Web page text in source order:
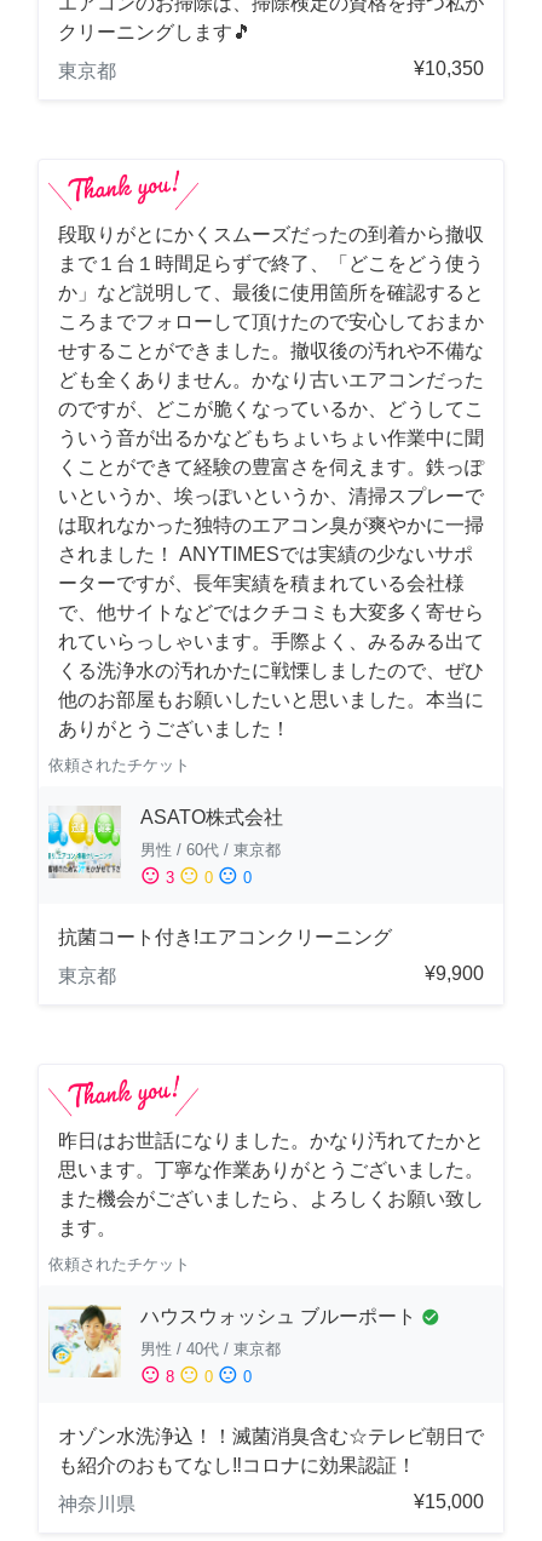
クリーニングします🎵
東京都
¥10,350
段取りがとにかくスムーズだったの到着から撤収
まで１台１時間足らずで終了、「どこをどう使う
か」など説明して、最後に使用箇所を確認すると
ころまでフォローして頂けたので安心しておまか
せすることができました。撤収後の汚れや不備な
ども全くありません。かなり古いエアコンだった
のですが、どこが脆くなっているか、どうしてこ
ういう音が出るかなどもちょいちょい作業中に聞
くことができて経験の豊富さを伺えます。鉄っぽ
いというか、埃っぽいというか、清掃スプレーで
は取れなかった独特のエアコン臭が爽やかに一掃
されました！ ANYTIMESでは実績の少ないサポ
ーターですが、長年実績を積まれている会社様
で、他サイトなどではクチコミも大変多く寄せら
れていらっしゃいます。手際よく、みるみる出て
くる洗浄水の汚れかたに戦慄しましたので、ぜひ
他のお部屋もお願いしたいと思いました。本当に
ありがとうございました！
依頼されたチケット
ASATO株式会社
男性 / 60代 / 東京都
sentiment_satisfied 3 sentiment_neutral 0 sentiment_dissatisfied 0
抗菌コート付き!エアコンクリーニング
東京都
¥9,900
昨日はお世話になりました。かなり汚れてたかと
思います。丁寧な作業ありがとうございました。
また機会がございましたら、よろしくお願い致し
ます。
依頼されたチケット
ハウスウォッシュ ブルーポート check_circle
男性 / 40代 / 東京都
sentiment_satisfied 8 sentiment_neutral 0 sentiment_dissatisfied 0
オゾン水洗浄込！！滅菌消臭含む☆テレビ朝日で
も紹介のおもてなし‼コロナに効果認証！
神奈川県
¥15,000